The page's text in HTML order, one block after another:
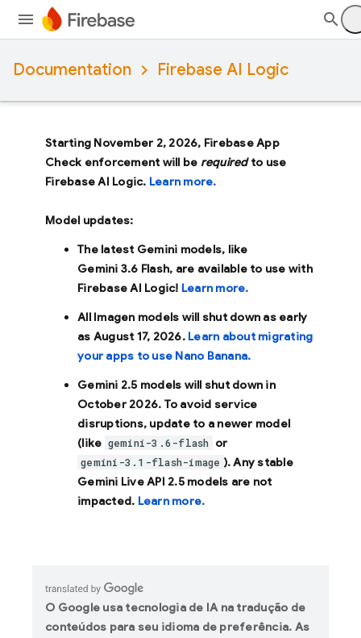
Documentation Firebase AI Logic
Starting November 2, 2026, Firebase App
Check enforcement will be requiredto use
Firebase AI Logic. Learn more.
Model updates:
The latest Gemini models, like
Gemini 3.6 Flash, are available to use with
Firebase AI Logic! Learn more.
All Imagen models will shut down as early
as August 17, 2026. Learn about migrating
your apps to use Nano Banana.
Gemini 2.5 models will shut down in
October 2026. To avoid service
disruptions, update to a newer model
(like gemini-3.6-flash or
gemini-3.1-flash-image ). Any stable
Gemini Live API 2.5 models are not
impacted. Learn more.
O Google usa tecnologia de IA na tradução de
conteúdos para seu idioma de preferência. As